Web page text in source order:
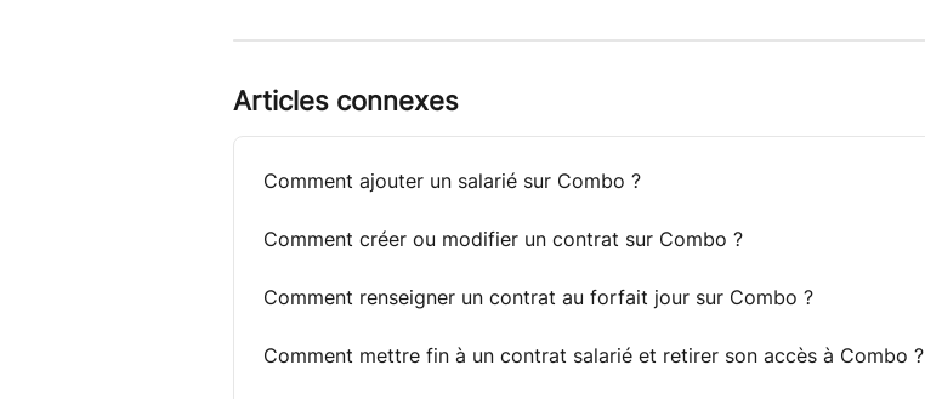
Articles connexes
Comment ajouter un salarié sur Combo ?
Comment créer ou modifier un contrat sur Combo ?
Comment renseigner un contrat au forfait jour sur Combo ?
Comment mettre fin à un contrat salarié et retirer son accès à Combo ?